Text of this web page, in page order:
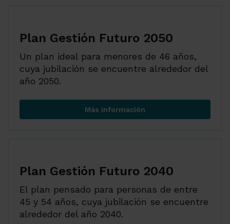
Plan Gestión Futuro 2050
Un plan ideal para menores de 46 años,
cuya jubilación se encuentre alrededor del
año 2050.
Más informaciónPlan Gestión Futuro 2050
Plan Gestión Futuro 2040
El plan pensado para personas de entre
45 y 54 años, cuya jubilación se encuentre
alrededor del año 2040.